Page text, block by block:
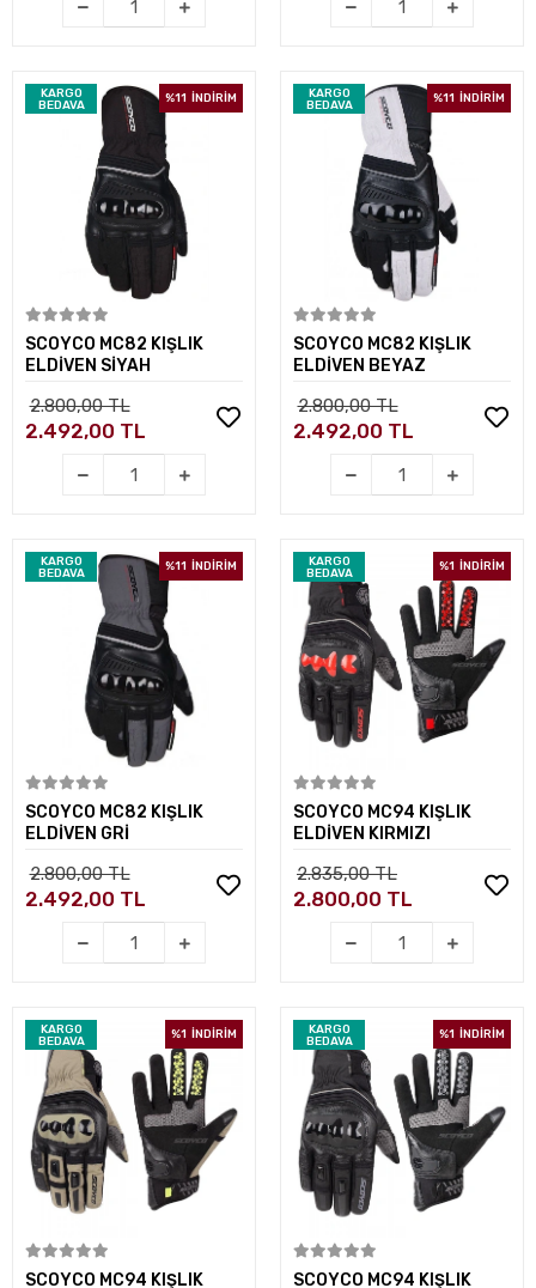
KARGO
BEDAVA
%11 İNDİRİM
Sepete Ekle
SCOYCO MC82 KIŞLIK
ELDİVEN SİYAH
2.800,00 TL
2.492,00 TL
KARGO
BEDAVA
%11 İNDİRİM
Sepete Ekle
SCOYCO MC82 KIŞLIK
ELDİVEN BEYAZ
2.800,00 TL
2.492,00 TL
KARGO
BEDAVA
%11 İNDİRİM
Sepete Ekle
SCOYCO MC82 KIŞLIK
ELDİVEN GRİ
2.800,00 TL
2.492,00 TL
KARGO
BEDAVA
%1 İNDİRİM
Sepete Ekle
SCOYCO MC94 KIŞLIK
ELDİVEN KIRMIZI
2.835,00 TL
2.800,00 TL
KARGO
BEDAVA
%1 İNDİRİM
Sepete Ekle
SCOYCO MC94 KIŞLIK
KARGO
BEDAVA
%1 İNDİRİM
Sepete Ekle
SCOYCO MC94 KIŞLIK